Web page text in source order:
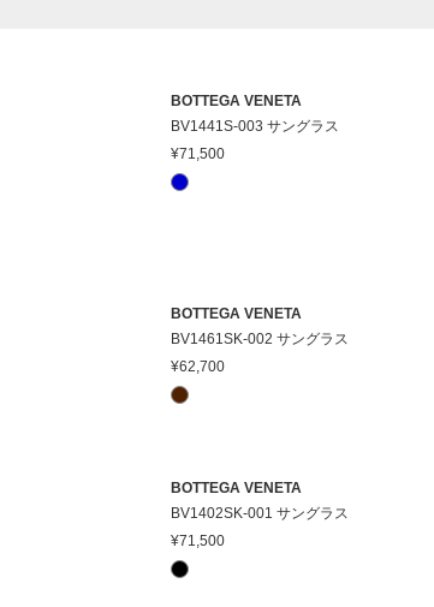
BOTTEGA VENETA
BV1441S-003 サングラス
¥71,500
BOTTEGA VENETA
BV1461SK-002 サングラス
¥62,700
BOTTEGA VENETA
BV1402SK-001 サングラス
¥71,500